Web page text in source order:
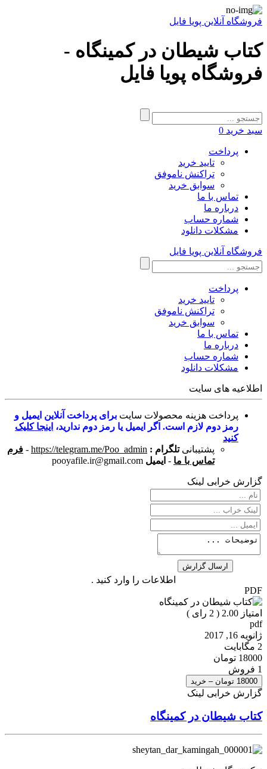
فروشگاه آنلاین پویا فایل
کتاب شیطان در کمینگاه -
فروشگاه پویا فایل
سبد خرید 0
پرداخت
تایید خرید
تراکنش ناموفق
سوابق خرید
تماس با ما
درباره ما
شماره حساب
مشکلات دانلود
فروشگاه آنلاین پویا فایل
پرداخت
تایید خرید
تراکنش ناموفق
سوابق خرید
تماس با ما
درباره ما
شماره حساب
مشکلات دانلود
اطلاعیه های سایت
پرداخت هزینه محصولات سایت برای پرداخت آنلاین ایمیل و
رمز دوم لازم است. اگر ایمیل یا رمز دوم ندارید، اینجا کلیک
کنید
پشتیبانی تلگرام : https://telegram.me/Poo_admin
- فرم
تماس با ما - ایمیل pooyafile.ir@gmail.com
گزارش خرابی لینک
اطلاعات را وارد کنید .
PDF
امتیاز 2.00 ( 2 رای )
pdf
ژانویه 16, 2017
2 مگابایت
18000 تومان
1 فروش
18000 تومان – خرید
گزارش خرابی لینک
کتاب شیطان در کمینگاه